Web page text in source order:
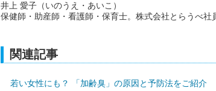
井上 愛子（いのうえ・あいこ）
保健師・助産師・看護師・保育士。株式会社とらうべ
関連記事
若い女性にも？ 「加齢臭」の原因と予防法をご紹介